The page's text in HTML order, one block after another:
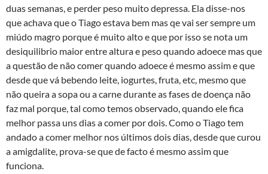
duas semanas, e perder peso muito depressa. Ela disse-nos
que achava que o Tiago estava bem mas qe vai ser sempre um
miúdo magro porque é muito alto e que por isso se nota um
desiquilibrio maior entre altura e peso quando adoece mas que
a questão de não comer quando adoece é mesmo assim e que
desde que vá bebendo leite, iogurtes, fruta, etc, mesmo que
não queira a sopa ou a carne durante as fases de doença não
faz mal porque, tal como temos observado, quando ele fica
melhor passa uns dias a comer por dois. Como o Tiago tem
andado a comer melhor nos últimos dois dias, desde que curou
a amigdalite, prova-se que de facto é mesmo assim que
funciona.